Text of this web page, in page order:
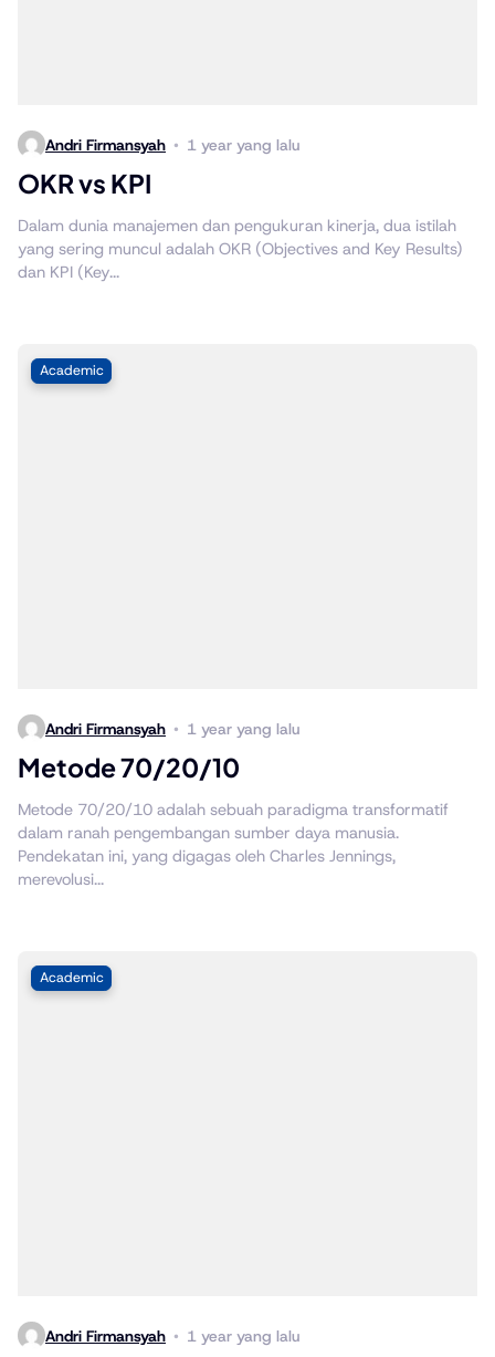
Andri Firmansyah 1 year yang lalu
OKR vs KPI
Dalam dunia manajemen dan pengukuran kinerja, dua istilah
yang sering muncul adalah OKR (Objectives and Key Results)
dan KPI (Key...
Academic
Andri Firmansyah 1 year yang lalu
Metode 70/20/10
Metode 70/20/10 adalah sebuah paradigma transformatif
dalam ranah pengembangan sumber daya manusia.
Pendekatan ini, yang digagas oleh Charles Jennings,
merevolusi...
Academic
Andri Firmansyah 1 year yang lalu